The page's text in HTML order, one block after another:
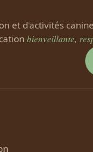
et d'activités
bienveillante,